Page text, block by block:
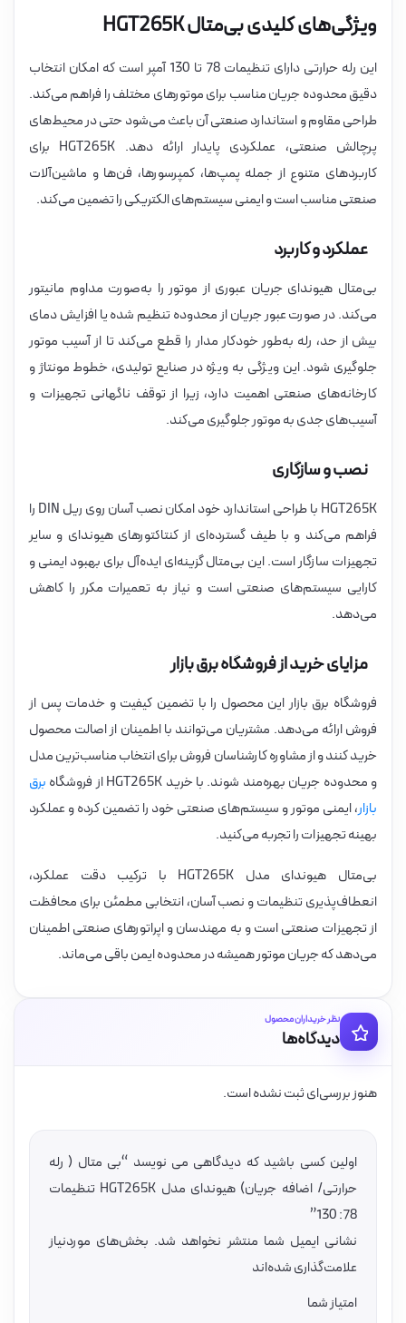
ویژگی‌های کلیدی بی‌متال HGT265K
این رله حرارتی دارای تنظیمات 78 تا 130 آمپر است که امکان انتخاب
دقیق محدوده جریان مناسب برای موتورهای مختلف را فراهم می‌کند.
طراحی مقاوم و استاندارد صنعتی آن باعث می‌شود حتی در محیط‌های
پرچالش صنعتی، عملکردی پایدار ارائه دهد. HGT265K برای
کاربردهای متنوع از جمله پمپ‌ها، کمپرسورها، فن‌ها و ماشین‌آلات
صنعتی مناسب است و ایمنی سیستم‌های الکتریکی را تضمین می‌کند.
عملکرد و کاربرد
بی‌متال هیوندای جریان عبوری از موتور را به‌صورت مداوم مانیتور
می‌کند. در صورت عبور جریان از محدوده تنظیم شده یا افزایش دمای
بیش از حد، رله به‌طور خودکار مدار را قطع می‌کند تا از آسیب موتور
جلوگیری شود. این ویژگی به ویژه در صنایع تولیدی، خطوط مونتاژ و
کارخانه‌های صنعتی اهمیت دارد، زیرا از توقف ناگهانی تجهیزات و
آسیب‌های جدی به موتور جلوگیری می‌کند.
نصب و سازگاری
HGT265K با طراحی استاندارد خود امکان نصب آسان روی ریل DIN را
فراهم می‌کند و با طیف گسترده‌ای از کنتاکتورهای هیوندای و سایر
تجهیزات سازگار است. این بی‌متال گزینه‌ای ایده‌آل برای بهبود ایمنی و
کارایی سیستم‌های صنعتی است و نیاز به تعمیرات مکرر را کاهش
می‌دهد.
مزایای خرید از فروشگاه برق بازار
فروشگاه برق بازار این محصول را با تضمین کیفیت و خدمات پس از
فروش ارائه می‌دهد. مشتریان می‌توانند با اطمینان از اصالت محصول
خرید کنند و از مشاوره کارشناسان فروش برای انتخاب مناسب‌ترین مدل
و محدوده جریان بهره‌مند شوند. با خرید HGT265K از فروشگاه
برق
بازار، ایمنی موتور و سیستم‌های صنعتی خود را تضمین کرده و عملکرد
بهینه تجهیزات را تجربه می‌کنید.
بی‌متال هیوندای مدل HGT265K با ترکیب دقت عملکرد،
انعطاف‌پذیری تنظیمات و نصب آسان، انتخابی مطمئن برای محافظت
از تجهیزات صنعتی است و به مهندسان و اپراتورهای صنعتی اطمینان
می‌دهد که جریان موتور همیشه در محدوده ایمن باقی می‌ماند.
نظر خریداران محصول
دیدگاه‌ها
هنوز بررسی‌ای ثبت نشده است.
اولین کسی باشید که دیدگاهی می نویسد “بی متال ( رله
حرارتی/ اضافه جریان) هیوندای مدل HGT265K تنظیمات
78: 130”
نشانی ایمیل شما منتشر نخواهد شد. بخش‌های موردنیاز
علامت‌گذاری شده‌اند
امتیاز شما